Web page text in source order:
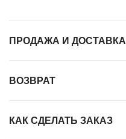
ПРОДАЖА И ДОСТАВКА
ВОЗВРАТ
КАК СДЕЛАТЬ ЗАКАЗ